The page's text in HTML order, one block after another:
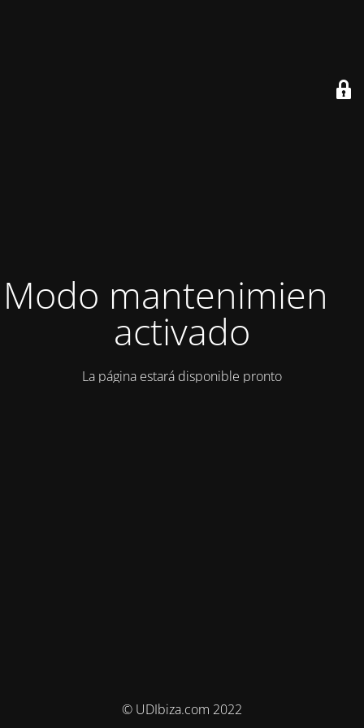
Modo mantenimiento
activado
La página estará disponible pronto
© UDIbiza.com 2022